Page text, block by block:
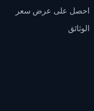
احصل على عرض سعر
الوثائق